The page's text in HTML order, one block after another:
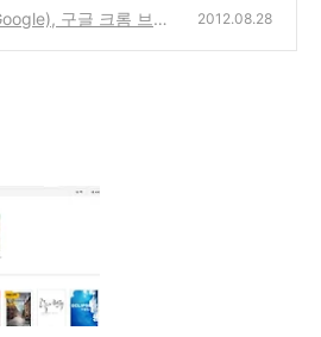
주는 서비스
(0)
구글 크롬 브라
2012.08.28